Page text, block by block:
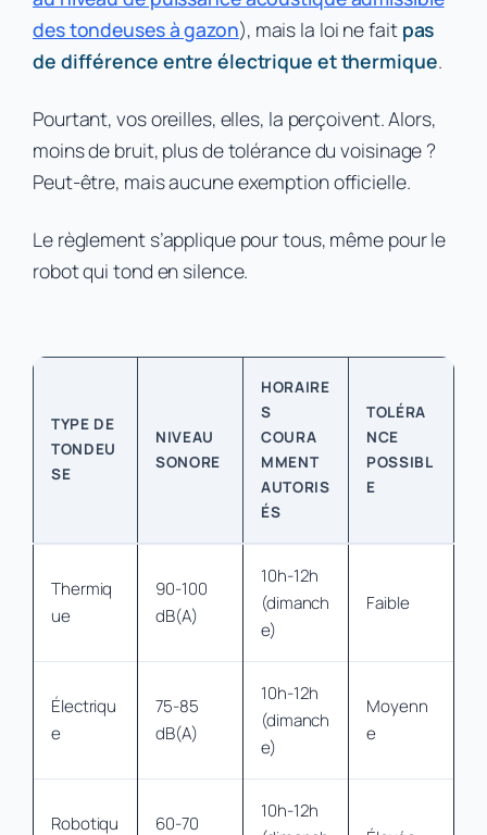
des tondeuses à gazon), mais la loi ne fait pas
de différence entre électrique et thermique.
Pourtant, vos oreilles, elles, la perçoivent.Alors,
moins de bruit, plus de tolérance du voisinage ?
Peut-être, mais aucune exemption officielle.
Le règlement s’applique pour tous, même pour le
robot qui tond en silence.
TYPE DE
TONDEU
SE
NIVEAU
SONORE
HORAIRE
S
COURA
MMENT
AUTORIS
ÉS
TOLÉRA
NCE
POSSIBL
E
Thermiq
ue
90-100
dB(A)
10h-12h
(dimanch
e)
Faible
Électriqu
e
75-85
dB(A)
10h-12h
(dimanch
e)
Moyenn
e
Robotiqu 60-70
10h-12h